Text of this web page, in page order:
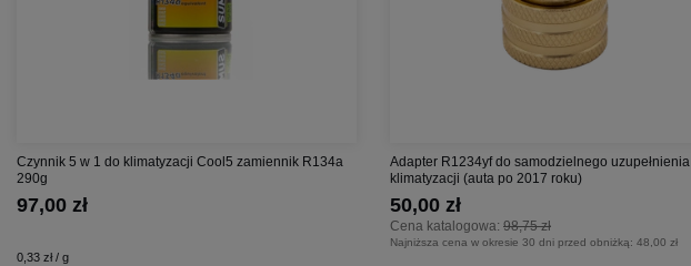
Czynnik 5 w 1 do klimatyzacji Cool5 zamiennik R134a
290g
97,00 zł
0,33 zł / g
Adapter R1234yf do samodzielnego uzupełnienia
klimatyzacji (auta po 2017 roku)
Cena katalogowa: 98,75 zł
50,00 zł
Najniższa cena w okresie 30 dni przed obniżką: 48,00 zł